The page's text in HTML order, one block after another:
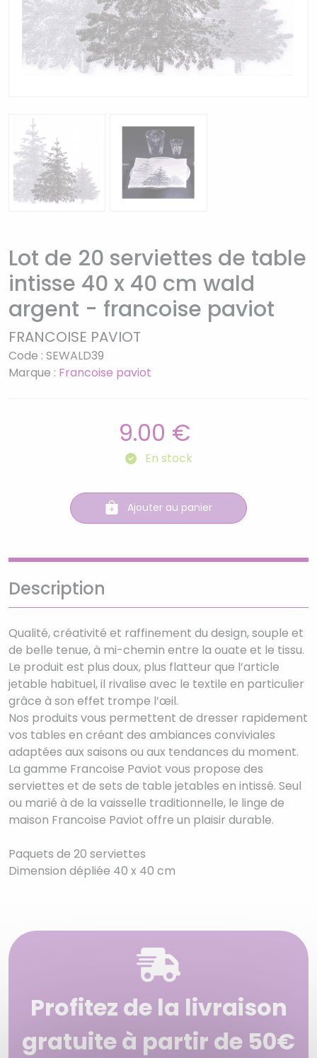
Lot de 20 serviettes de table
intisse 40 x 40 cm wald
argent - francoise paviot
FRANCOISE PAVIOT
Code : SEWALD39
Marque : Francoise paviot
9.00 €
En stock
Ajouter au panier
Description
Qualité, créativité et raffinement du design, souple et
de belle tenue, à mi-chemin entre la ouate et le tissu.
Le produit est plus doux, plus flatteur que l’article
jetable habituel, il rivalise avec le textile en particulier
grâce à son effet trompe l’œil.
Nos produits vous permettent de dresser rapidement
vos tables en créant des ambiances conviviales
adaptées aux saisons ou aux tendances du moment.
La gamme Francoise Paviot vous propose des
serviettes et de sets de table jetables en intissé. Seul
ou marié à de la vaisselle traditionnelle, le linge de
maison Francoise Paviot offre un plaisir durable.
Paquets de 20 serviettes
Dimension dépliée 40 x 40 cm
Profitez de la livraison
gratuite à partir de 50€